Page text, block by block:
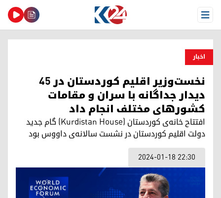
Open Menu
اخبار
نخست‌وزیر اقلیم کوردستان در ۴۵
دیدار جداگانه با سران و مقامات
کشورهای مختلف انجام داد
افتتاح خانه‌ی کوردستان (Kurdistan House) گام جدید
دولت اقلیم کوردستان در نشست سالانه‌ی داووس بود
2024-01-18 22:30